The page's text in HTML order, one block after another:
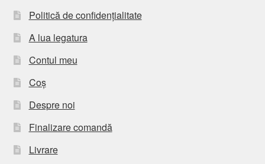
Politică de confidențialitate
A lua legatura
Contul meu
Coș
Despre noi
Finalizare comandă
Livrare